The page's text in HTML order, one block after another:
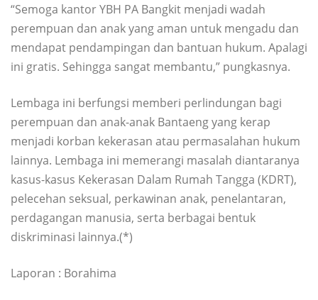
“Semoga kantor YBH PA Bangkit menjadi wadah
perempuan dan anak yang aman untuk mengadu dan
mendapat pendampingan dan bantuan hukum. Apalagi
ini gratis. Sehingga sangat membantu,” pungkasnya.
Lembaga ini berfungsi memberi perlindungan bagi
perempuan dan anak-anak Bantaeng yang kerap
menjadi korban kekerasan atau permasalahan hukum
lainnya. Lembaga ini memerangi masalah diantaranya
kasus-kasus Kekerasan Dalam Rumah Tangga (KDRT),
pelecehan seksual, perkawinan anak, penelantaran,
perdagangan manusia, serta berbagai bentuk
diskriminasi lainnya.(*)
Laporan : Borahima